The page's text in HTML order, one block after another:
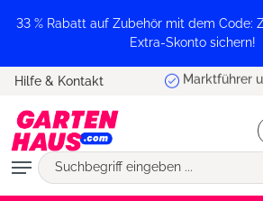
springen
33 % Rabatt auf Zubehör mit dem Code:
Extra-Skonto sichern!
Hilfe & Kontakt Marktführer